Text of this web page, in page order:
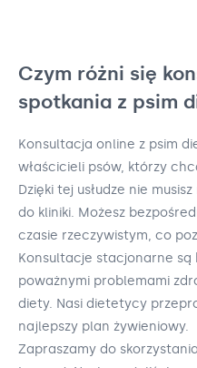
Czym różni się
spotkania z psim
Konsultacja online z psim
właścicieli psów, którzy
Dzięki tej usłudze nie
do kliniki. Możesz
czasie rzeczywistym, co
Konsultacje stacjonarne są
poważnymi problemami
diety. Nasi dietetycy
najlepszy plan żywieniowy.
Zapraszamy do